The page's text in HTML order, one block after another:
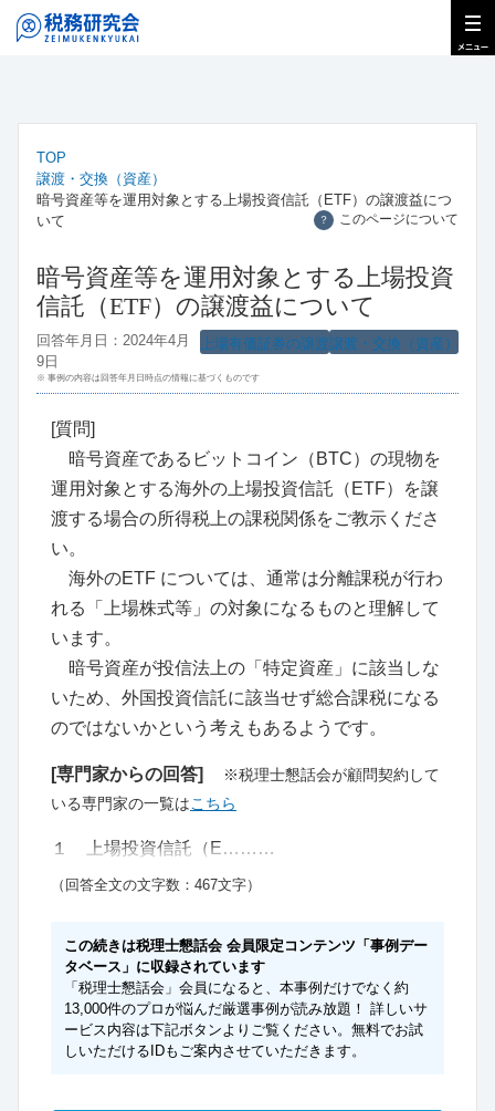
TOP
譲渡・交換（資産）
暗号資産等を運用対象とする上場投資信託（ETF）の譲渡益につ
いて
？ このページについて
暗号資産等を運用対象とする上場投資
信託（ETF）の譲渡益について
譲渡・交換（資産）
上場有価証券の譲渡
回答年月日：2024年4月
9日
※ 事例の内容は回答年月日時点の情報に基づくものです
[質問]
暗号資産であるビットコイン（BTC）の現物を
運用対象とする海外の上場投資信託（ETF）を譲
渡する場合の所得税上の課税関係をご教示くださ
い。
海外のETF については、通常は分離課税が行わ
れる「上場株式等」の対象になるものと理解して
います。
暗号資産が投信法上の「特定資産」に該当しな
いため、外国投資信託に該当せず総合課税になる
のではないかという考えもあるようです。
[専門家からの回答]
※税理士懇話会が顧問契約して
いる専門家の一覧はこちら
１ 上場投資信託（E………
（回答全文の文字数：467文字）
この続きは税理士懇話会 会員限定コンテンツ「事例デー
タベース」に収録されています
「税理士懇話会」会員になると、本事例だけでなく約
13,000件のプロが悩んだ厳選事例が読み放題！ 詳しいサ
ービス内容は下記ボタンよりご覧ください。無料でお試
しいただけるIDもご案内させていただきます。